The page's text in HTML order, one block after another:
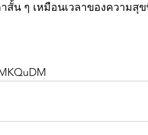
สั้น ๆ เหมือนเวลาของความสุ